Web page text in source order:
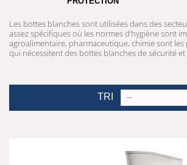
Les bottes blanches sont utilisées dans des
assez spécifiques où les normes d’hygiène sont
agroalimentaire, pharmaceutique, chimie sont
qui nécessitent des bottes blanches de sécurité
TRI --